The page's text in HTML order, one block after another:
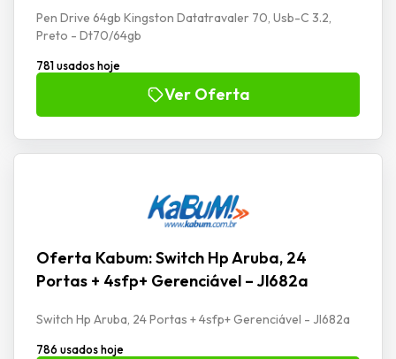
Pen Drive 64gb Kingston Datatravaler 70, Usb-C 3.2,
Preto - Dt70/64gb
781 usados hoje
Ver Oferta
Oferta Kabum: Switch Hp Aruba, 24
Portas + 4sfp+ Gerenciável – Jl682a
Switch Hp Aruba, 24 Portas + 4sfp+ Gerenciável - Jl682a
786 usados hoje